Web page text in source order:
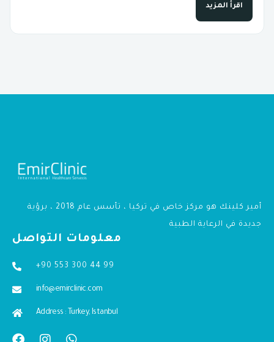
اقرأ المزيد
أمير كلينك هو مركز خاص في تركيا ، تأسس عام 2018 ، برؤية
جديدة في الرعاية الطبية
معلومات التواصل
+90 553 300 44 99
info@emirclinic.com
Address : Turkey, Istanbul